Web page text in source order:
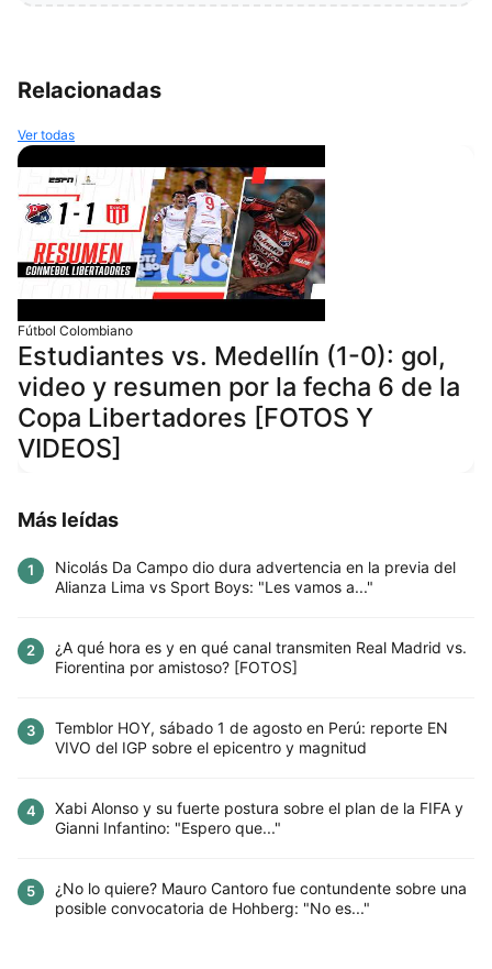
Este sitio utiliza cookies para mejorar la
Relacionadas
Ver todas
Fútbol Colombiano
Estudiantes vs. Medellín (1-0): gol,
video y resumen por la fecha 6 de la
Copa Libertadores [FOTOS Y
VIDEOS]
Más leídas
1
Nicolás Da Campo dio dura advertencia en la previa del
Alianza Lima vs Sport Boys: "Les vamos a..."
2
¿A qué hora es y en qué canal transmiten Real Madrid vs.
Fiorentina por amistoso? [FOTOS]
3
Temblor HOY, sábado 1 de agosto en Perú: reporte EN
VIVO del IGP sobre el epicentro y magnitud
4
Xabi Alonso y su fuerte postura sobre el plan de la FIFA y
Gianni Infantino: "Espero que..."
5
¿No lo quiere? Mauro Cantoro fue contundente sobre una
posible convocatoria de Hohberg: "No es..."